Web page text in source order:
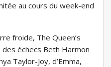
au cours du week-end
froide, The Queen’s
échecs Beth Harmon
Taylor-Joy, d’Emma,